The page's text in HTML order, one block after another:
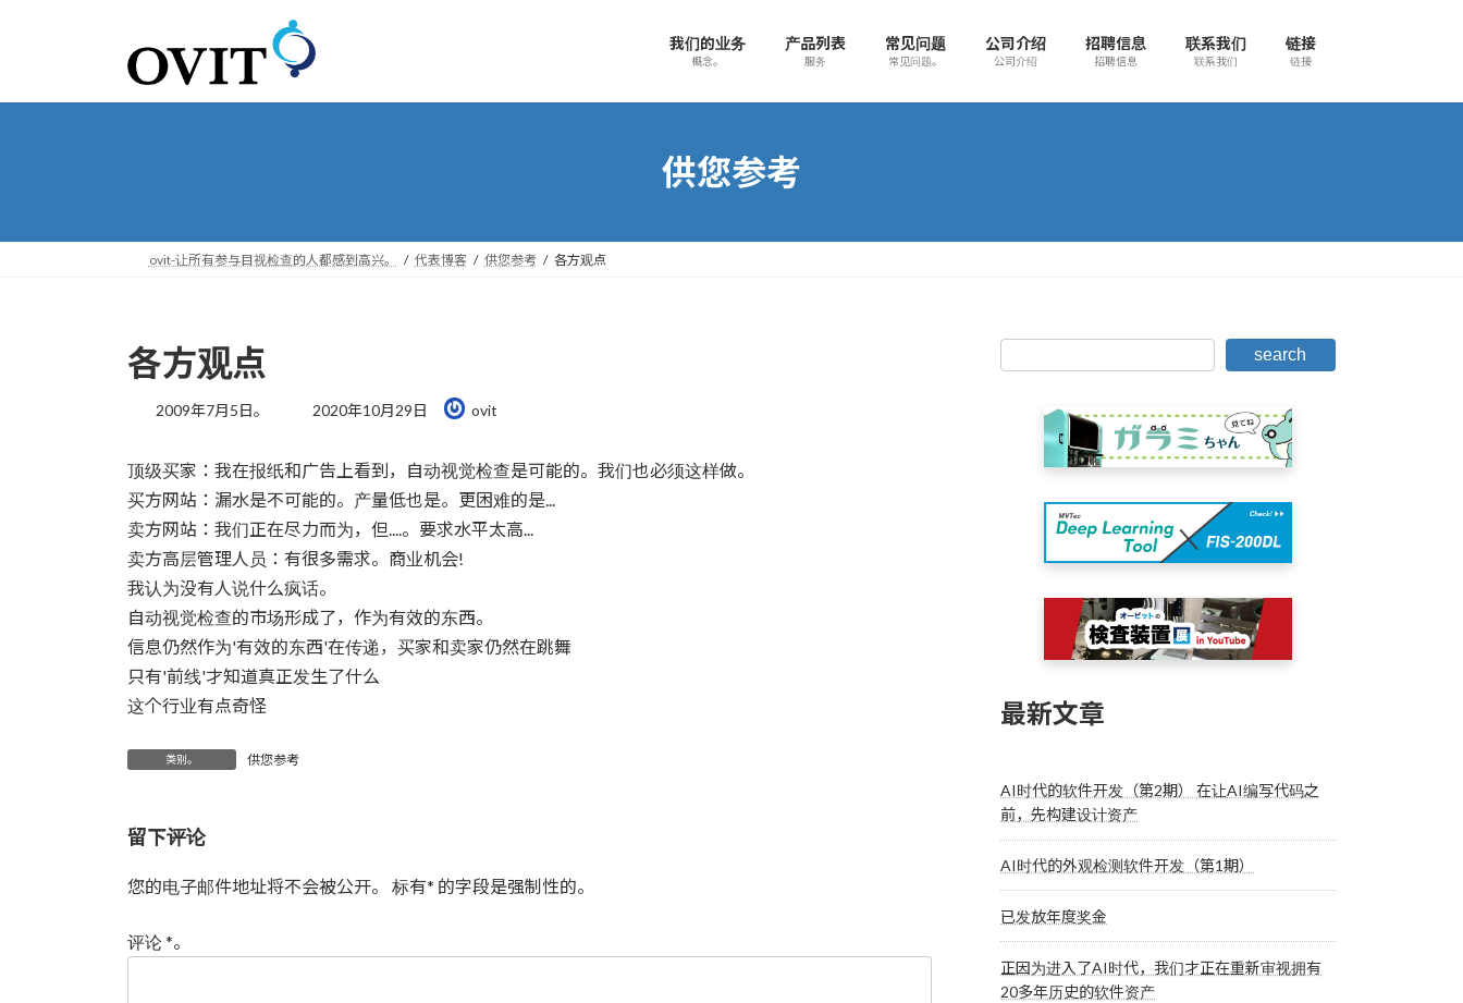
我们的业务
概念。
产品列表
服务
常见问题
常见问题。
公司介绍
公司介绍
招聘信息
招聘信息
联系我们
联系我们
链接
链接
供您参考
ovit-让所有参与目视检查的人都感到高兴。 代表博客 供您参考 各方观点
各方观点
2009年7月5日。
最
新
时
间：
2020年10月29日 ovit
顶级买家：我在报纸和广告上看到，自动视觉检查是可能的。我们也必须这样做。
买方网站：漏水是不可能的。产量低也是。更困难的是...
卖方网站：我们正在尽力而为，但....。要求水平太高...
卖方高层管理人员：有很多需求。商业机会!
我认为没有人说什么疯话。
自动视觉检查的市场形成了，作为有效的东西。
信息仍然作为'有效的东西'在传递，买家和卖家仍然在跳舞
只有'前线'才知道真正发生了什么
这个行业有点奇怪
类别。 供您参考
留下评论
您的电子邮件地址将不会被公开。 标有* 的字段是强制性的。
评论*。
search
最新文章
AI时代的软件开发（第2期） 在让AI编写代码之
前，先构建设计资产
AI时代的外观检测软件开发（第1期）
已发放年度奖金
正因为进入了AI时代，我们才正在重新审视拥有
20多年历史的软件资产